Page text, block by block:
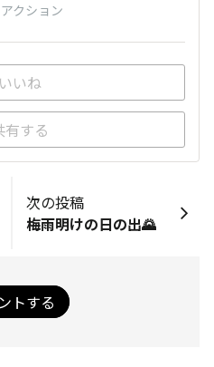
クション
いね
有する
次の投稿
梅雨明けの日の出🌄
トする